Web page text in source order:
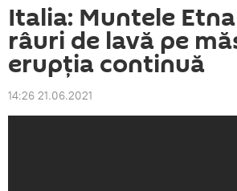
Italia: Muntele
râuri de lavă pe
erupția continuă
14:26 21.06.2021